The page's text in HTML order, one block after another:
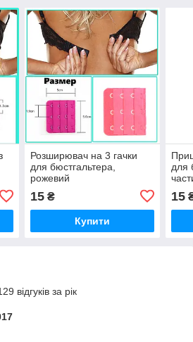
Розширювач на 3 гачки
для бюстгальтера,
рожевий
15₴
Купити
для
15
відгуків за рік